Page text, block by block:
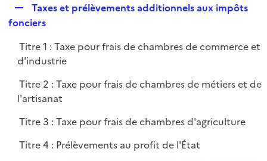
r
e
r
l
i
e
r
e
l
i
e
Taxes et prélèvements additionnels aux impôts
fonciers
Titre 1 : Taxe pour frais de chambres de commerce et
d'industrie
Titre 2 : Taxe pour frais de chambres de métiers et de
l'artisanat
Titre 3 : Taxe pour frais de chambres d'agriculture
Titre 4 : Prélèvements au profit de l'État